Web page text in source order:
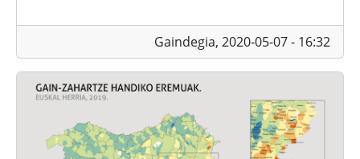
Gaindegia, 2020-05-07 - 16:32